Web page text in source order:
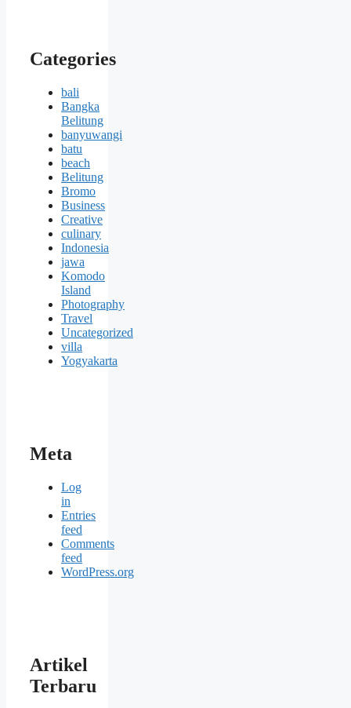
Categories
bali
Bangka
Belitung
banyuwangi
batu
beach
Belitung
Bromo
Business
Creative
culinary
Indonesia
jawa
Komodo
Island
Photography
Travel
Uncategorized
villa
Yogyakarta
Meta
Log
in
Entries
feed
Comments
feed
WordPress.org
Artikel
Terbaru